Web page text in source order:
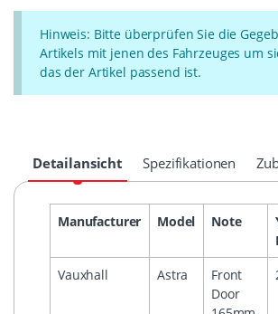
Hinweis: Bitte überprüfen Sie die
Artikels mit jenen des Fahrzeuges um
das der Artikel passend ist.
Detailansicht Spezifikationen
Manufacturer Model Note
Vauxhall Astra
Front
Door